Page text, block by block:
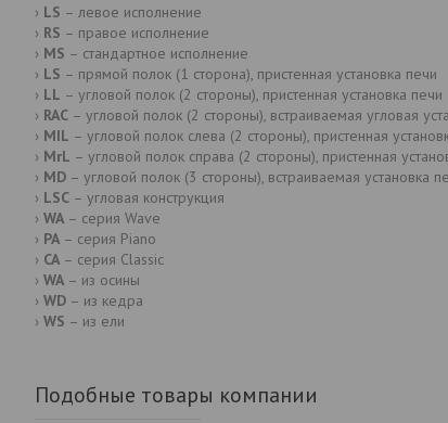
› LS – левое исполнение
› RS – правое исполнение
› MS – стандартное исполнение
› LS – прямой полок (1 сторона), пристенная установка печи
› LL – угловой полок (2 стороны), пристенная установка печи
› RAC – угловой полок (2 стороны), встраиваемая угловая
› MIL – угловой полок слева (2 стороны), пристенная
› MrL – угловой полок справа (2 стороны), пристенная
› MD – угловой полок (3 стороны), встраиваемая установка
› LSC – угловая конструкция
› WA – серия Wave
› PA – серия Piano
› CA – серия Classic
› WA – из осины
› WD – из кедра
› WS – из ели
Подобные товары компании